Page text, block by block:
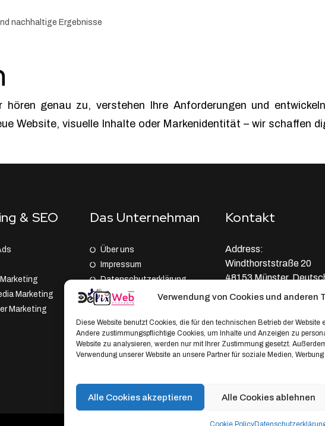
Verwendung von Cookies und anderen
Diese Website benutzt Cookies, die für den technischen Betrieb der
Andere zustimmungspflichtige Cookies, um Inhalte und Anzeigen zu
Website zu analysieren, werden nur mit Ihrer Zustimmung gesetzt.
Verwendung unserer Website an unsere Partner für soziale Medien,
Alle Cookies akzeptieren Alle Cookies ablehnen
Cookie Policy
nachhaltige Ergebnisse
genau zu, verstehen Ihre Anforderungen und
Website, visuelle Inhalte oder Markenidentität – wir schaffen
& SEO
Marketing
Marketing
Das Unternehman
Über uns
Impressum
Datenschutz­erklärung
AGB
Kontakt
Address:
Windthorststraße 20
48153 Münster,
+4917664335685
Email
service@depixweb.de